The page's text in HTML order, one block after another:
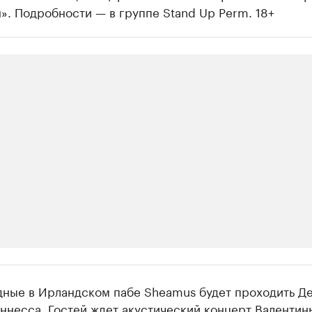
Подробности — в группе Stand Up Perm. 18+
производители и продавцы медийной
в Ирландском пабе Sheamus будет проходить
Гостей ждет акустический концерт